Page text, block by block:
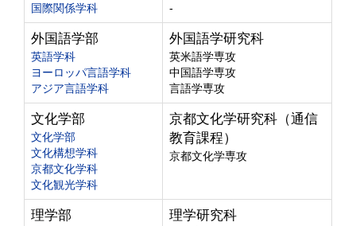
国際関係学科 -
外国語学部
英語学科
ヨーロッパ言語学科
アジア言語学科
外国語学研究科
英米語学専攻
中国語学専攻
言語学専攻
文化学部
文化学部
文化構想学科
京都文化学科
文化観光学科
京都文化学研究科（通信
教育課程）
京都文化学専攻
理学部 理学研究科